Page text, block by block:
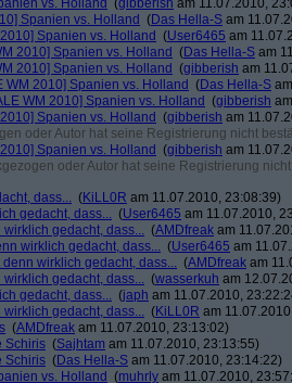
vs. Holland (gibberish am 11.07.2010,
Spanien vs. Holland (Das Hella-S am
Spanien vs. Holland (User6465 am
2010] Spanien vs. Holland (Das Hella-S am
2010] Spanien vs. Holland (gibberish am
WM 2010] Spanien vs. Holland (Das Hella-S
WM 2010] Spanien vs. Holland (gibberish
Spanien vs. Holland (gibberish am
oder Autor hat seine Registrierung nicht
Spanien vs. Holland (gibberish am
oder Autor hat seine Registrierung
dass... (KiLL0R am 11.07.2010, 23:08:39)
gedacht, dass... (User6465 am 11.07.2010,
wirklich gedacht, dass... (AMDfreak am
wirklich gedacht, dass... (User6465 am
denn wirklich gedacht, dass... (AMDfreak am
wirklich gedacht, dass... (wasserkuh am
gedacht, dass... (japh am 11.07.2010,
wirklich gedacht, dass... (KiLL0R am
(AMDfreak am 11.07.2010, 23:13:02)
Schiris (Sajhtam am 11.07.2010, 23:13:55)
Schiris (Das Hella-S am 11.07.2010, 23:14:22)
vs. Holland (muhrly am 11.07.2010,